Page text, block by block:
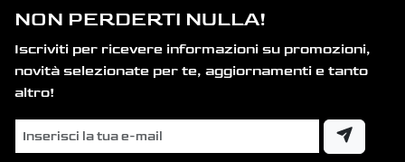
NON PERDERTI NULLA!
Iscriviti per ricevere informazioni su promozioni,
novità selezionate per te, aggiornamenti e tanto
altro!